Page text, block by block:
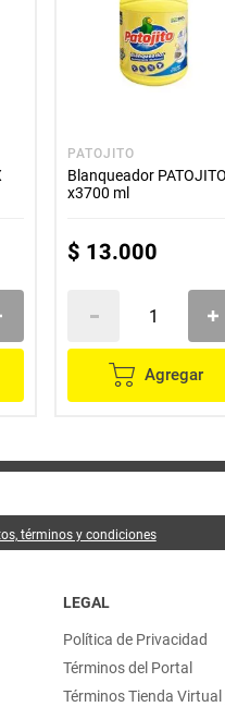
PATOJITO
Blanqueador PATOJITO
x3700 ml
$ 13.000
Agregar
términos y condiciones
LEGAL
Política de Privacidad
Términos del Portal
Términos Tienda Virtual